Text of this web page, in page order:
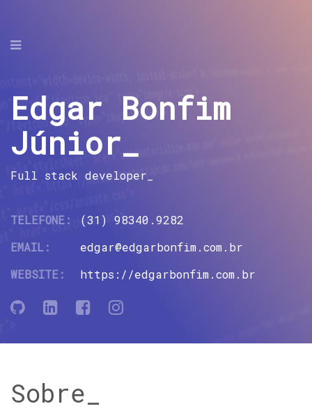
SOBRE
FORMAÇÕES
PORTFOLIO
BLOG
CONTATO
Edgar Bonfim
Júnior_
Full stack developer_
TELEFONE:
(31) 98340.9282
EMAIL:
edgar@edgarbonfim.com.br
WEBSITE:
https://edgarbonfim.com.br
Sobre_